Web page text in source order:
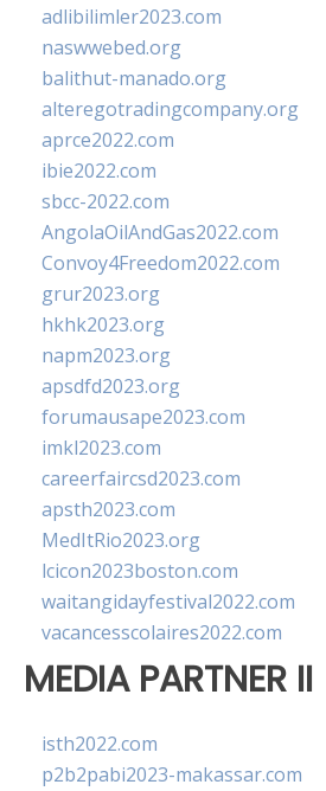
adlibilimler2023.com
naswwebed.org
balithut-manado.org
alteregotradingcompany.org
aprce2022.com
ibie2022.com
sbcc-2022.com
AngolaOilAndGas2022.com
Convoy4Freedom2022.com
grur2023.org
hkhk2023.org
napm2023.org
apsdfd2023.org
forumausape2023.com
imkl2023.com
careerfaircsd2023.com
apsth2023.com
MedItRio2023.org
lcicon2023boston.com
waitangidayfestival2022.com
vacancesscolaires2022.com
MEDIA PARTNER II
isth2022.com
p2b2pabi2023-makassar.com